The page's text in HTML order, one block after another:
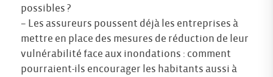
possibles ?
– Les assureurs poussent déjà les entreprises à
mettre en place des mesures de réduction de leur
vulnérabilité face aux inondations : comment
pourraient-ils encourager les habitants aussi à